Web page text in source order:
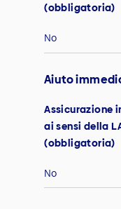
(obbligatoria)
No
Aiuto
Assicurazione
ai sensi della
(obbligatoria)
No